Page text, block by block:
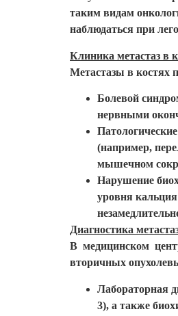
таким видам
наблюдаться при
Клиника метастаз в
Метастазы в костях
Болевой
нервными
(например,
мышечном
Нарушение
уровня
Диагностика
В медицинском
вторичных
Лабораторная
3), а также